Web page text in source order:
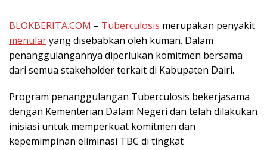
BLOKBERITA.COM – Tuberculosis merupakan penyakit
menularyang disebabkan oleh kuman. Dalam
penanggulangannya diperlukan komitmen bersama
dari semua stakeholder terkait di Kabupaten Dairi.
Program penanggulangan Tuberculosis bekerjasama
dengan Kementerian Dalam Negeri dan telah dilakukan
inisiasi untuk memperkuat komitmen dan
kepemimpinan eliminasi TBC di tingkat